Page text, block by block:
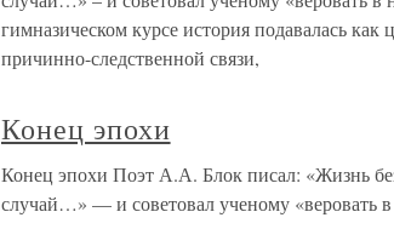
гимназическом курсе история подавалась
причинно-следственной связи,
Конец эпохи
Конец эпохи Поэт А.А. Блок писал: «Жизнь
случай…» — и советовал ученому «веровать